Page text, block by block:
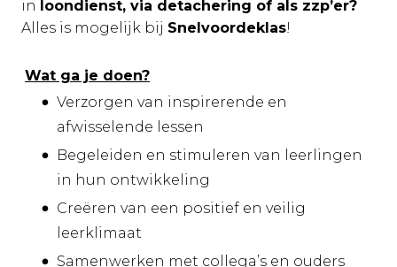
in
loondienst, via detachering of als zzp’er?
Alles is mogelijk bij Snelvoordeklas!
Wat ga je doen?
Verzorgen van inspirerende en
afwisselende lessen
Begeleiden en stimuleren van leerlingen
in hun ontwikkeling
Creëren van een positief en veilig
leerklimaat
Samenwerken met collega’s en ouders